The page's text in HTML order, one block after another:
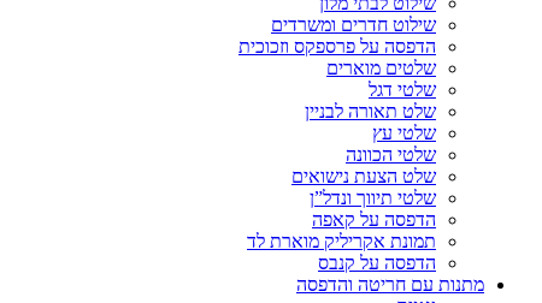
שילוט חדרים ומשרדים
הדפסה על פרספקס וזכוכית
שלטים מוארים
שלטי דגל
שלט תאורה לבניין
שלטי עץ
שלטי הכוונה
שלט הצעת נישואים
שלטי תיווך ונדל”ן
הדפסה על קאפה
תמונת אקריליק מוארת לד
הדפסה על קנבס
מתנות עם חריטה והדפסה